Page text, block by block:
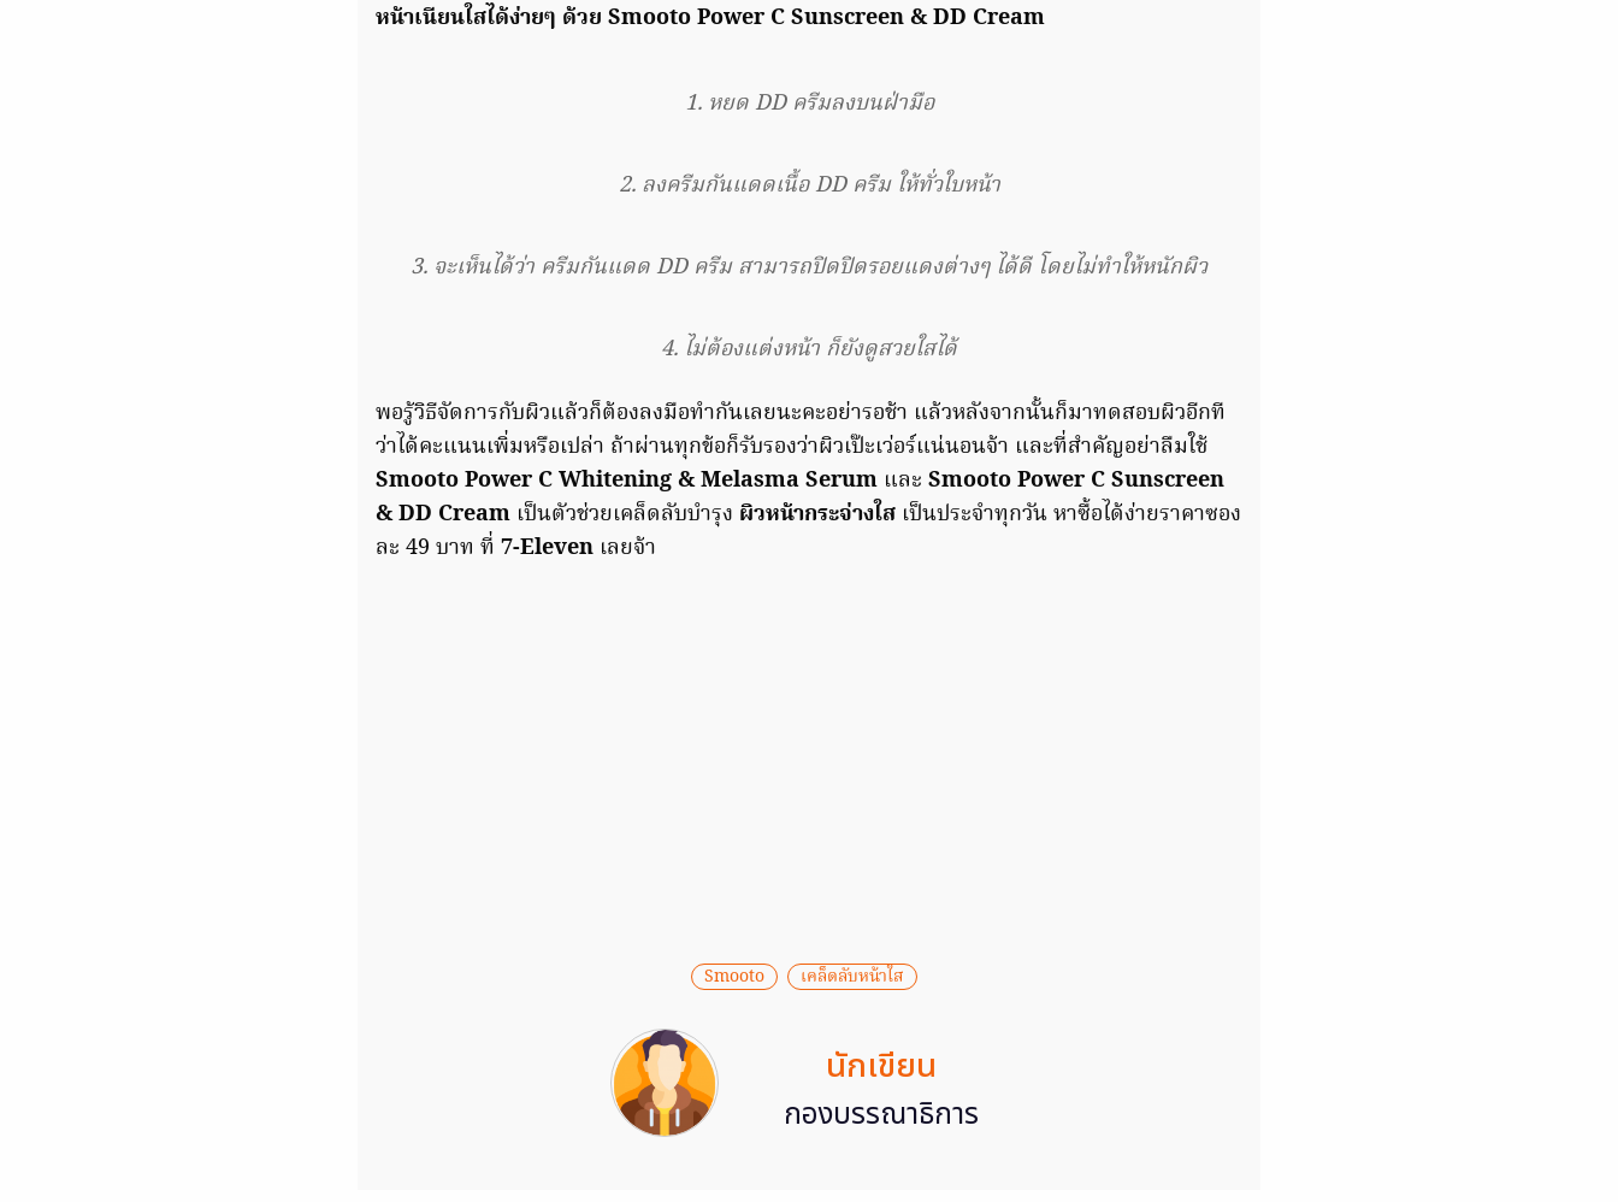
หน้าเนียนใสได้ง่ายๆ ด้วย Smooto Power C Sunscreen & DD Cream
1. หยด DD ครีมลงบนฝ่ามือ
2. ลงครีมกันแดดเนื้อ DD ครีม ให้ทั่วใบหน้า
3. จะเห็นได้ว่า ครีมกันแดด DD ครีม สามารถปิดปิดรอยแดงต่างๆ ได้ดี โดยไม่ทำให้หนักผิว
4. ไม่ต้องแต่งหน้า ก็ยังดูสวยใสได้
พอรู้วิธีจัดการกับผิวแล้วก็ต้องลงมือทำกันเลยนะคะอย่ารอช้า แล้วหลังจากนั้นก็มาทดสอบผิวอีกที
ว่าได้คะแนนเพิ่มหรือเปล่า ถ้าผ่านทุกข้อก็รับรองว่าผิวเป๊ะเว่อร์แน่นอนจ้า และที่สำคัญอย่าลืมใช้
Smooto Power C Whitening & Melasma Serum และ Smooto Power C Sunscreen
& DD Cream เป็นตัวช่วยเคล็ดลับบำรุง ผิวหน้ากระจ่างใส เป็นประจำทุกวัน หาซื้อได้ง่ายราคาซอง
ละ 49 บาท ที่ 7-Eleven เลยจ้า
Smooto เคล็ดลับหน้าใส
นักเขียน
กองบรรณาธิการ